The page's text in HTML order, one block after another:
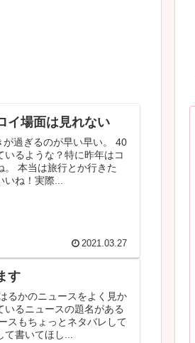
場面は見れない
過ぎるのが早い早い。 40
るような？特に昨年はコ
。 本当は旅行とか行きた
ね！実際...
2021.03.27
す
るかのニュースをよく見か
るニュースの題名がある
スもちょっとネタバレして
書いてほし...